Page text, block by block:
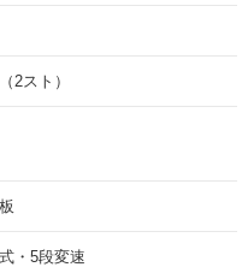
2スト）
・5段変速